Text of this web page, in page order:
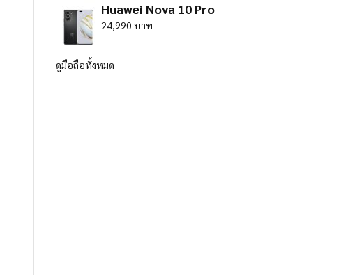
Huawei Nova 10 Pro
24,990 บาท
ดูมือถือทั้งหมด